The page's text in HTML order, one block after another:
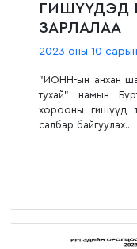
ГИШҮҮДЭД
ЗАРЛАЛАА
2023 оны 10 сарын
"ИОНН-ын анхан
тухай" намын
хорооны гишүүд
салбар байгуулах...